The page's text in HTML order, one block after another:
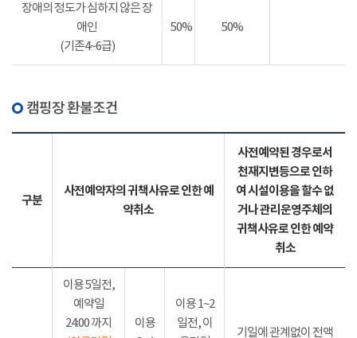
장애의 정도가 심하지 않은 장
애인
(기존4~6급)
50% 50%
캠핑장 환불조건
구분
사전예약자의 귀책사유로 인한 예
약취소
사전예약된 경우로서
천재지변등으로 인하
여 시설이용을 할수 없
거나 관리운영주체의
귀책사유로 인한 예약
취소
이용 5일전,
예약일
24:00 까지
이용
이용 1~2
일전, 이
기일에 관계없이 전액